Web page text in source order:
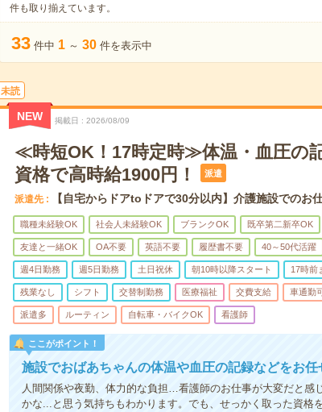
件も取り揃えています。
33 件中 1 ～ 30 件を表示中
未読
NEW 掲載日 2026/08/09
≪時短OK！17時定時≫体温・血圧の
資格で高時給1900円！
派遣
派遣先 【自宅からドアtoドアで30分以内】介護施設でのお
職種未経験OK 社会人未経験OK ブランクOK 既卒第二新卒OK
友達と一緒OK OA不要 英語不要 履歴書不要 40～50代活躍
週4日勤務 週5日勤務 土日祝休 朝10時以降スタート 17時前
残業なし シフト 交替制勤務 医療福祉 交費支給 車通勤
派遣多 ルーティン 自転車・バイクOK 看護師
ここがポイント！
施設でおばあちゃんの体温や血圧の記録などをお任
人間関係や夜勤、体力的な負担…看護師のお仕事が大変だと感
かな...と思う気持ちもわかります。でも、せっかく取った資格